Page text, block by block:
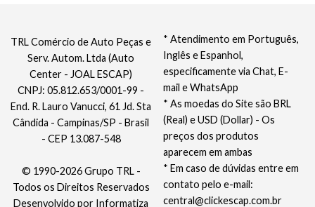
* Atendimento em Português,
Inglês e Espanhol,
especificamente via Chat, E-
mail e WhatsApp
* As moedas do Site são BRL
(Real) e USD (Dollar) - Os
preços dos produtos
aparecem em ambas
* Em caso de dúvidas entre em
contato pelo e-mail:
central@clickescap.com.br
TRL Comércio de Auto Peças e
Serv. Autom. Ltda (Auto
Center - JOAL ESCAP)
CNPJ: 05.812.653/0001-99 -
End. R. Lauro Vanucci, 61 Jd. Sta
Cândida - Campinas/SP - Brasil
- CEP 13.087-548
© 1990-2026 Grupo TRL -
Todos os Direitos Reservados
Desenvolvido por Informatiza